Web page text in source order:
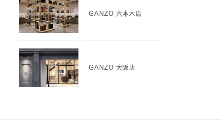
GANZO 六本木店
GANZO 大阪店